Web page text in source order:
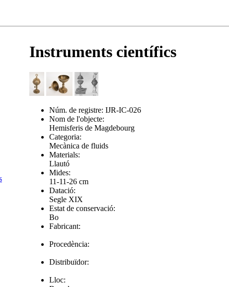
Instruments científics
Núm. de registre: IJR-IC-026
Nom de l'objecte:
Hemisferis de Magdebourg
Categoria:
Mecànica de fluids
Materials:
Llautó
Mides:
11-11-26 cm
Datació:
Segle XIX
Estat de conservació:
Bo
Fabricant:
Procedència:
Distribuïdor:
Lloc: